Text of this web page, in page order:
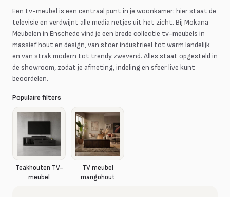
Een tv-meubel is een centraal punt in je woonkamer: hier staat de
televisie en verdwijnt alle media netjes uit het zicht. Bij Mokana
Meubelen in Enschede vind je een brede collectie tv-meubels in
massief hout en design, van stoer industrieel tot warm landelijk
en van strak modern tot trendy zwevend. Alles staat opgesteld in
de showroom, zodat je afmeting, indeling en sfeer live kunt
beoordelen.
Populaire filters
Teakhouten TV-
meubel
TV meubel
mangohout